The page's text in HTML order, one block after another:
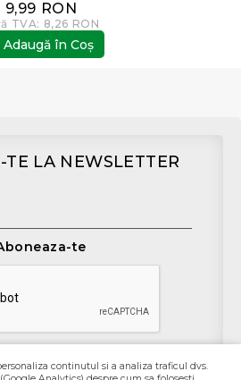
9,99 RON
TVA: 8,26 RON
Adaugă în Coş
LA NEWSLETTER
te
continutul si a analiza traficul dvs.